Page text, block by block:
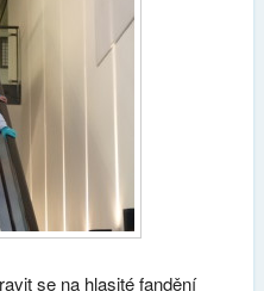
se na hlasité fandění